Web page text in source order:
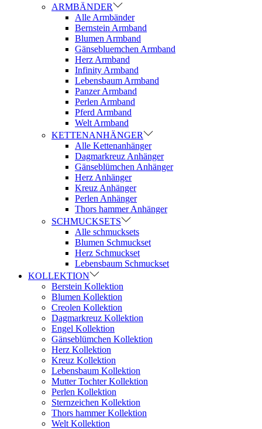
ARMBÄNDER
Alle Armbänder
Bernstein Armband
Blumen Armband
Gänsebluemchen Armband
Herz Armband
Infinity Armband
Lebensbaum Armband
Panzer Armband
Perlen Armband
Pferd Armband
Welt Armband
KETTENANHÄNGER
Alle Kettenanhänger
Dagmarkreuz Anhänger
Gänseblümchen Anhänger
Herz Anhänger
Kreuz Anhänger
Perlen Anhänger
Thors hammer Anhänger
SCHMUCKSETS
Alle schmucksets
Blumen Schmuckset
Herz Schmuckset
Lebensbaum Schmuckset
KOLLEKTION
Berstein Kollektion
Blumen Kollektion
Creolen Kollektion
Dagmarkreuz Kollektion
Engel Kollektion
Gänseblümchen Kollektion
Herz Kollektion
Kreuz Kollektion
Lebensbaum Kollektion
Mutter Tochter Kollektion
Perlen Kollektion
Sternzeichen Kollektion
Thors hammer Kollektion
Welt Kollektion